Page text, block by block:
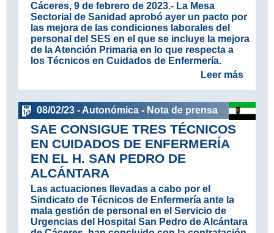
Cáceres, 9 de febrero de 2023.- La Mesa
Sectorial de Sanidad aprobó ayer un pacto por
las mejora de las condiciones laborales del
personal del SES en el que se incluye la mejora
de la Atención Primaria en lo que respecta a
los Técnicos en Cuidados de Enfermería.
Leer más
08/02/23 - Autonómica - Nota de prensa
SAE CONSIGUE TRES TÉCNICOS
EN CUIDADOS DE ENFERMERÍA
EN EL H. SAN PEDRO DE
ALCÁNTARA
Las actuaciones llevadas a cabo por el
Sindicato de Técnicos de Enfermería ante la
mala gestión de personal en el Servicio de
Urgencias del Hospital San Pedro de Alcántara